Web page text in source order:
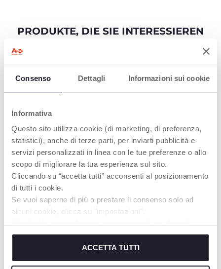
Consenso Dettagli Informazioni sui cookie
Informativa
Questo sito utilizza cookie (di marketing, di preferenza,
statistici), anche di terze parti, per inviarti pubblicità e
servizi personalizzati in linea con le tue preferenze o allo
scopo di migliorare la tua esperienza sul sito.
Cliccando su “accetta tutti” acconsenti al posizionamento
di tutti i cookie.
Se vuoi saperne di più o prestare il consenso solo ad
alcuni cookie, clicca su "impostazioni".
cookie tecnici, indispensabili per fruire del servizio
ACCETTA TUTTI
PRODUKTE, DIE SIE INTERESSIEREN
+ FARBEN
Mommy Pod 3 in1 Chicco Next2Me Matratze
UNSER RAT